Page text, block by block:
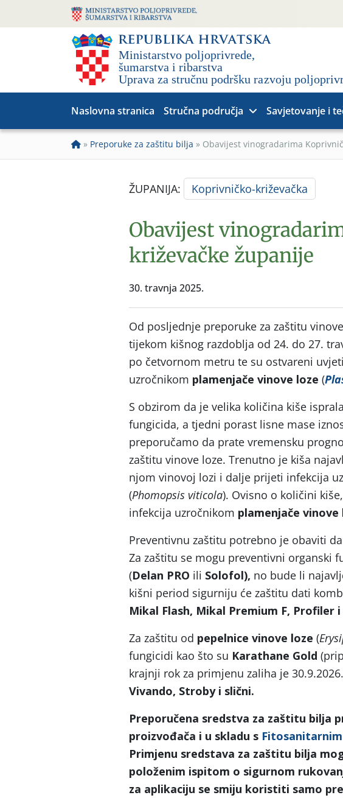
Naslovna stranica Stručna područja Savjetovanje i
» Preporuke za zaštitu bilja » Obavijest vinogradarima
ŽUPANIJA: Koprivničko-križevačka
Obavijest
križevačke županije
30. travnja 2025.
Od posljednje preporuke za zaštitu
tijekom kišnog razdoblja od 24. do 27.
po četvornom metru te su ostvareni
uzročnikom plamenjače vinove loze (
S obzirom da je velika količina kiše
fungicida, a tjedni porast lisne mase
preporučamo da prate vremensku
zaštitu vinove loze. Trenutno je kiša
njom vinovoj lozi i dalje prijeti infekcija
(Phomopsis viticola). Ovisno o količini
infekcija uzročnikom plamenjače vinove
Preventivnu zaštitu potrebno je obaviti
Za zaštitu se mogu preventivni organski
(Delan PRO ili Solofol), no bude li
kišni period sigurniju će zaštitu dati
Mikal Flash, Mikal Premium F, Profiler i
Za zaštitu od pepelnice vinove loze (
fungicidi kao što su Karathane Gold
krajnji rok za primjenu zaliha je
Vivando, Stroby i slični.
Preporučena sredstva za zaštitu bilja
proizvođača i u skladu s
Primjenu sredstava za zaštitu bilja
položenim ispitom o sigurnom
za aplikaciju se smiju koristiti samo